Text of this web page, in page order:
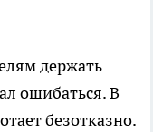
держать
ошибаться. В
безотказно.